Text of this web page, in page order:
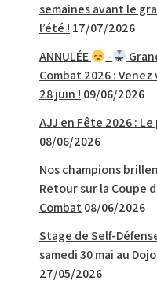
semaines avant le
l’été ! 17/07/2026
ANNULÉE
-
Combat 2026 :
28 juin ! 09/06/2026
AJJ en Fête 2026 :
08/06/2026
Nos champions
Retour sur la Coupe
Combat 08/06/2026
Stage de Self-
samedi 30 mai au
27/05/2026